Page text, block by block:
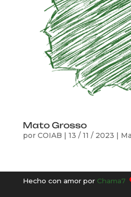
Mato Grosso
por COIAB 13 / 11 / 2023
Hecho con amor por Chama7